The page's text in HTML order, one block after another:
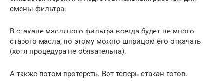
смены фильтра.
В стакане масляного фильтра всегда будет не много
старого масла, по этому можно шприцом его откачать
(хотя процедура не обязательна).
А также потом протереть. Вот теперь стакан готов.